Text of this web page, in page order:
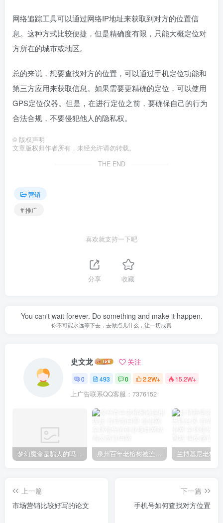
网络追踪工具可以通过网络IP地址来获取到对方的位置信
息。这种方式比较便捷，但是精确度有限，只能大概定位对
方所在的城市或地区。
总的来说，想要查找对方的位置，可以通过手机定位功能和
第三方应用来获取信息。如果需要更精确的定位，可以使用
GPS定位仪器。但是，在进行定位之前，要确保自己的行为
合法合规，不要侵犯他人的隐私权。
© 版权声明
文章版权归作者所有，未经允许请勿转载。
THE END
营销
# 推广
喜欢就支持一下吧
分享 收藏
You can't wait forever. Do something and make it happen.
你不可能永远等下去，去做点儿什么，让一切成真
史文龙 关注
0 493 0 2.2W+ 15.2W+
上广告联系QQ客服：7376152
梦幻魔盒是骗人的吗【梦幻魔盒干嘛的】 泉州百年老榕树被连根拔起
上一篇
市场营销比较好写的论文
下一篇
手机号如何查找对方位置